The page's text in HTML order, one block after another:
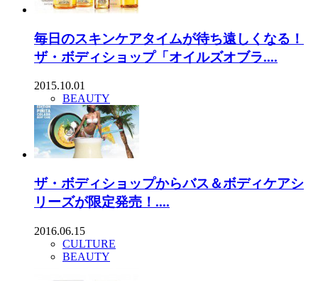
毎日のスキンケアタイムが待ち遠しくなる！
ザ・ボディショップ「オイルズオブラ....
2015.10.01
BEAUTY
ザ・ボディショップからバス＆ボディケアシ
リーズが限定発売！....
2016.06.15
CULTURE
BEAUTY